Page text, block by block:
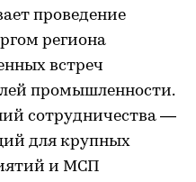
проведение
региона
встреч
промышленности.
сотрудничества —
для крупных
и МСП